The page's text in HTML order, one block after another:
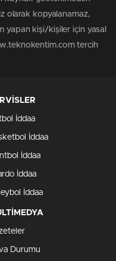
olarak kopyalanamaz,
yapan kişi/kişiler için yasal
tercih
İddaa
İddaa
İddaa
İddaa
İddaa
Durumu